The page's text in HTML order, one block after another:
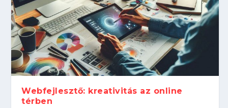
Webfejlesztő: kreativitás az online
térben